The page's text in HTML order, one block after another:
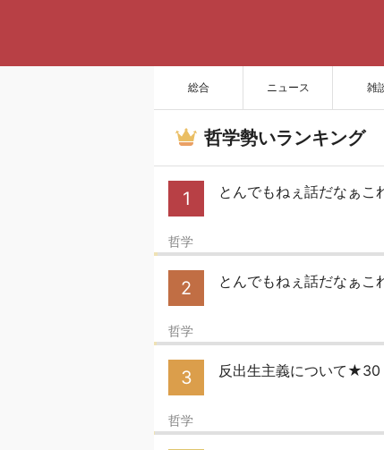
総合 ニュース 雑
哲学勢いランキング
1 とんでもねぇ話だなぁ
哲学
2 とんでもねぇ話だなぁ
哲学
3 反出生主義について★30
哲学